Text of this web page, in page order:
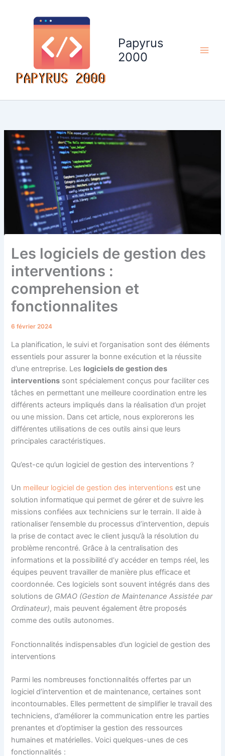
Papyrus
2000
Les logiciels de gestion des
interventions :
comprehension et
fonctionnalites
6 février 2024
La planification, le suivi et l’organisation sont des éléments
essentiels pour assurer la bonne exécution et la réussite
d’une entreprise. Les logiciels de gestion des
interventions sont spécialement conçus pour faciliter ces
tâches en permettant une meilleure coordination entre les
différents acteurs impliqués dans la réalisation d’un projet
ou une mission. Dans cet article, nous explorerons les
différentes utilisations de ces outils ainsi que leurs
principales caractéristiques.
Qu’est-ce qu’un logiciel de gestion des interventions ?
Un meilleur logiciel de gestion des interventions est une
solution informatique qui permet de gérer et de suivre les
missions confiées aux techniciens sur le terrain. Il aide à
rationaliser l’ensemble du processus d’intervention, depuis
la prise de contact avec le client jusqu’à la résolution du
problème rencontré. Grâce à la centralisation des
informations et la possibilité d’y accéder en temps réel, les
équipes peuvent travailler de manière plus efficace et
coordonnée. Ces logiciels sont souvent intégrés dans des
solutions de GMAO (Gestion de Maintenance Assistée par
Ordinateur), mais peuvent également être proposés
comme des outils autonomes.
Fonctionnalités indispensables d’un logiciel de gestion des
interventions
Parmi les nombreuses fonctionnalités offertes par un
logiciel d’intervention et de maintenance, certaines sont
incontournables. Elles permettent de simplifier le travail des
techniciens, d’améliorer la communication entre les parties
prenantes et d’optimiser la gestion des ressources
humaines et matérielles. Voici quelques-unes de ces
fonctionnalités :